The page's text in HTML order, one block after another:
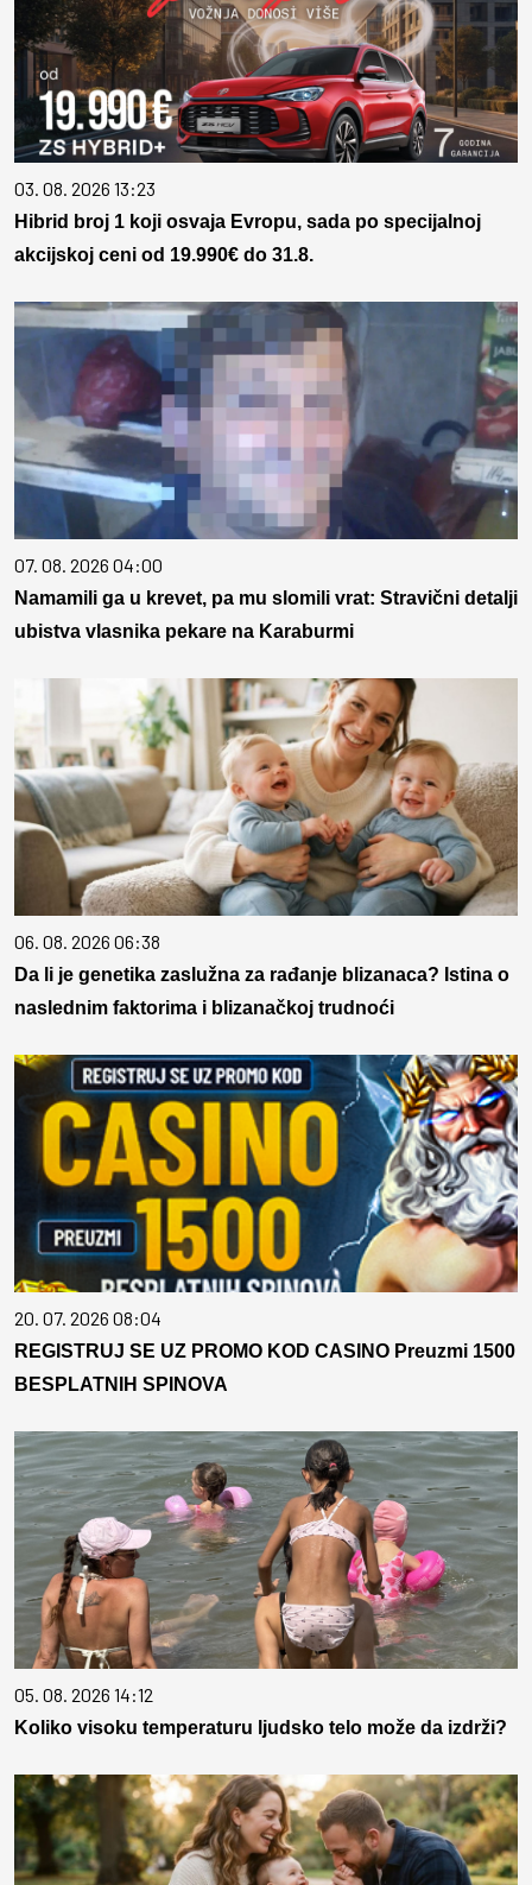
03. 08. 2026 13:23
Hibrid broj 1 koji osvaja Evropu, sada po specijalnoj
akcijskoj ceni od 19.990€ do 31.8.
07. 08. 2026 04:00
Namamili ga u krevet, pa mu slomili vrat: Stravični detalji
ubistva vlasnika pekare na Karaburmi
06. 08. 2026 06:38
Da li je genetika zaslužna za rađanje blizanaca? Istina o
naslednim faktorima i blizanačkoj trudnoći
20. 07. 2026 08:04
REGISTRUJ SE UZ PROMO KOD CASINO Preuzmi 1500
BESPLATNIH SPINOVA
05. 08. 2026 14:12
Koliko visoku temperaturu ljudsko telo može da izdrži?